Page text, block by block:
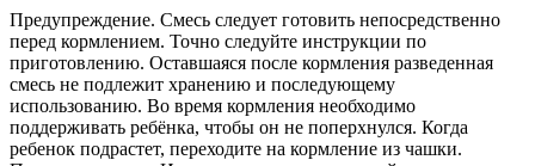
Предупреждение. Смесь следует готовить непосредственно
перед кормлением. Точно следуйте инструкции по
приготовлению. Оставшаяся после кормления разведенная
смесь не подлежит хранению и последующему
использованию. Во время кормления необходимо
поддерживать ребёнка, чтобы он не поперхнулся. Когда
ребенок подрастет, переходите на кормление из чашки.